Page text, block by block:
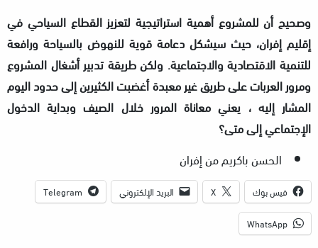
وصحيح أن للمشروع أهمية استراتيجية لتعزيز القطاع السياحي في
إقليم إفران، حيث سيشكل دعامة قوية للنهوض بالسياحة ورافعة
للتنمية الاقتصادية والاجتماعية. ولكن طريقة تدبير أشغال المشروع
ومرور العربات على طريق غير معبدة أغضبت الكثيرين إلى حدود اليوم
المشار إليه ، يعني معاناة المرور خلال الصيف وبداية الدخول
الإجتماعي إلى متى؟
الحسن باكريم من إفران
فيس بوك X البريد الإلكتروني
Telegram
WhatsApp